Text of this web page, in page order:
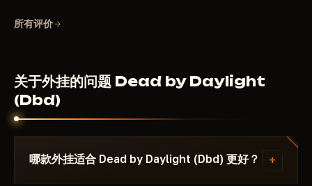
所有评价
关于外挂的问题 Dead by Daylight
(Dbd)
哪款外挂适合 Dead by Daylight (Dbd) 更好？ +